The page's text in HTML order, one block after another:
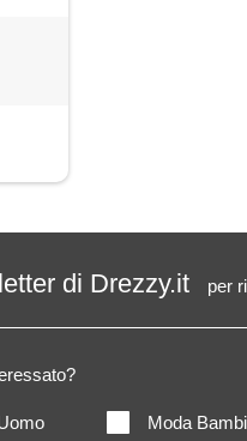
di Drezzy.it per
Moda